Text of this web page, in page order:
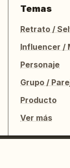
Temas
Retrato /
Influencer /
Personaje
Grupo /
Producto
Ver más